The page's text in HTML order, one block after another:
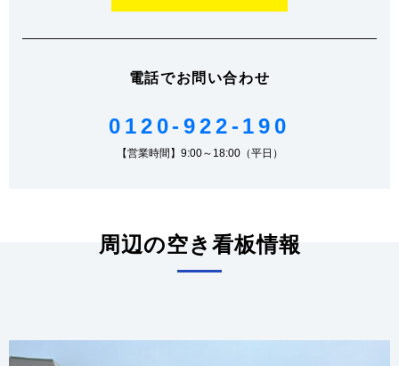
電話でお問い合わせ
0120-922-190
【営業時間】9:00～18:00（平日）
周辺の空き看板情報